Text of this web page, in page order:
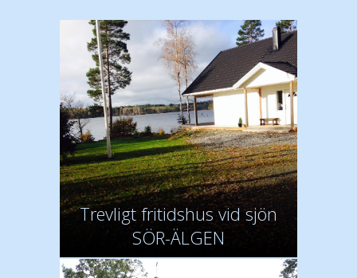
Trevligt fritidshus vid sjön
SÖR-ÄLGEN